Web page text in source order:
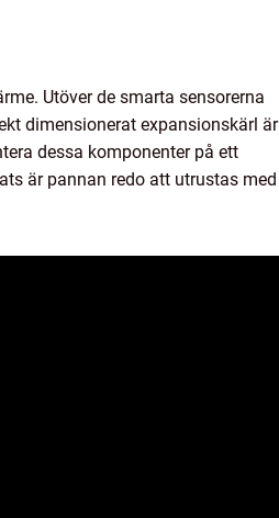
Utöver de smarta sensorerna
dimensionerat expansionskärl är
dessa komponenter på ett
är pannan redo att utrustas med